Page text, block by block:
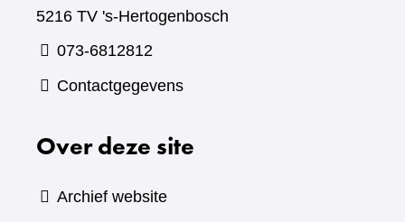
5216 TV 's-Hertogenbosch
073-6812812
Contactgegevens
Over deze site
Archief website